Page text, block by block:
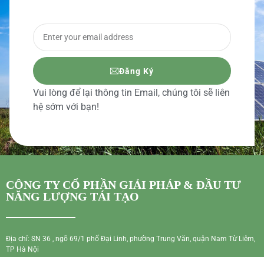
Đăng Ký
Vui lòng để lại thông tin Email, chúng tôi sẽ liên
hệ sớm với bạn!
CÔNG TY CỔ PHẦN GIẢI PHÁP & ĐẦU TƯ
NĂNG LƯỢNG TÁI TẠO
Địa chỉ: SN 36 , ngõ 69/1 phố Đại Linh, phường Trung Văn, quận Nam Từ Liêm,
TP Hà Nội